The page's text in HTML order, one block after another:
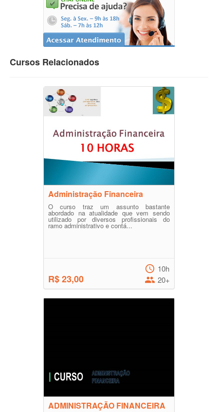
Cursos Relacionados
Administração Financeira
O curso traz um assunto bastante
abordado na atualidade que vem sendo
utilizado por diversos profissionais do
ramo administrativo e contá...
R$ 23,00
10h
20+
ADMINISTRAÇÃO FINANCEIRA